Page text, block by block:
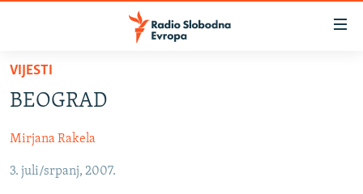
Pređite
glavni
Pređite
na
SRBIJA
KOSOVO
VIJESTI
BEOGRAD
Mirjana Rakela
3. juli/srpanj, 2007.